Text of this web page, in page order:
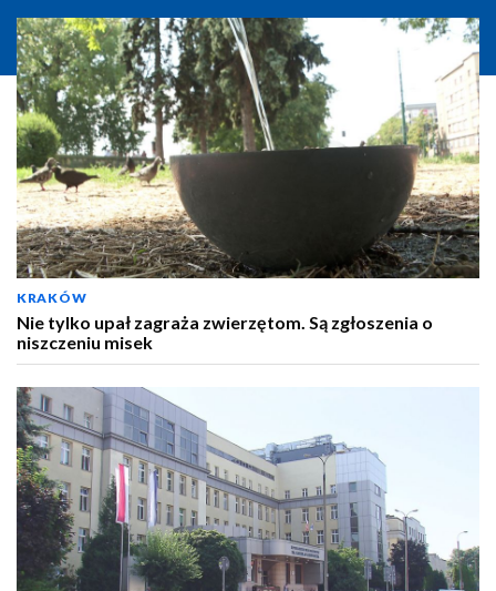
KRAKÓW
Nie tylko upał zagraża zwierzętom. Są zgłoszenia o
niszczeniu misek